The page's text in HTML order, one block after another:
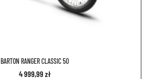
BARTON RANGER CLASSIC 50
4 999,99 zł